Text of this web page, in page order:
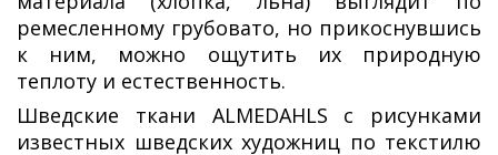
ремесленному грубовато, но прикоснувшись
к ним, можно ощутить их природную
теплоту и естественность.
Шведские ткани ALMEDAHLS с рисунками
известных шведских художниц по текстилю